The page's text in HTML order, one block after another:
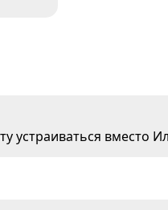
устраиваться вместо